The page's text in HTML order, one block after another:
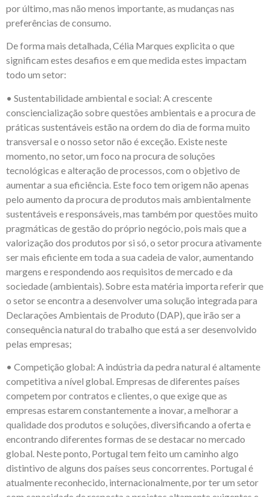
por último, mas não menos importante, as mudanças nas
preferências de consumo.
De forma mais detalhada, Célia Marques explicita o que
significam estes desafios e em que medida estes impactam
todo um setor:
• Sustentabilidade ambiental e social: A crescente
consciencialização sobre questões ambientais e a procura de
práticas sustentáveis estão na ordem do dia de forma muito
transversal e o nosso setor não é exceção. Existe neste
momento, no setor, um foco na procura de soluções
tecnológicas e alteração de processos, com o objetivo de
aumentar a sua eficiência. Este foco tem origem não apenas
pelo aumento da procura de produtos mais ambientalmente
sustentáveis e responsáveis, mas também por questões muito
pragmáticas de gestão do próprio negócio, pois mais que a
valorização dos produtos por si só, o setor procura ativamente
ser mais eficiente em toda a sua cadeia de valor, aumentando
margens e respondendo aos requisitos de mercado e da
sociedade (ambientais). Sobre esta matéria importa referir que
o setor se encontra a desenvolver uma solução integrada para
Declarações Ambientais de Produto (DAP), que irão ser a
consequência natural do trabalho que está a ser desenvolvido
pelas empresas;
• Competição global: A indústria da pedra natural é altamente
competitiva a nível global. Empresas de diferentes países
competem por contratos e clientes, o que exige que as
empresas estarem constantemente a inovar, a melhorar a
qualidade dos produtos e soluções, diversificando a oferta e
encontrando diferentes formas de se destacar no mercado
global. Neste ponto, Portugal tem feito um caminho algo
distintivo de alguns dos países seus concorrentes. Portugal é
atualmente reconhecido, internacionalmente, por ter um setor